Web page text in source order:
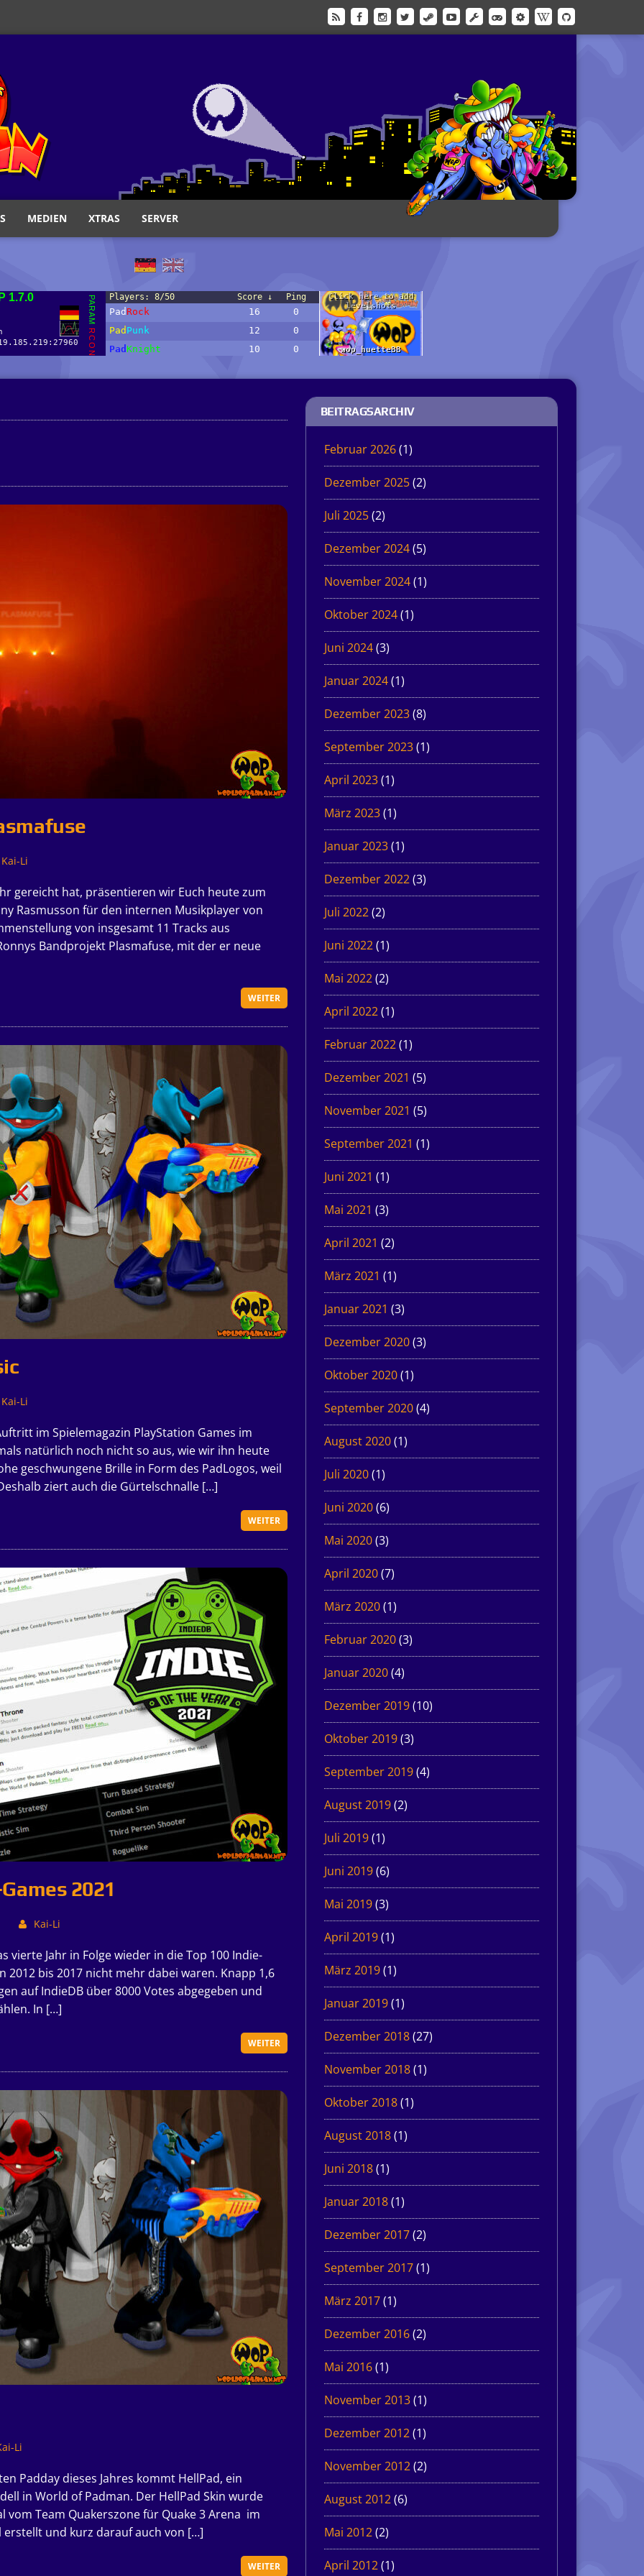
MEDIEN XTRAS SERVER
Kai-Li
gereicht hat, präsentieren wir Euch heute zum
Rasmusson für den internen Musikplayer von
von insgesamt 11 Tracks aus
Bandprojekt Plasmafuse, mit der er neue
WEITER
Kai-Li
im Spielemagazin PlayStation Games im
natürlich noch nicht so aus, wie wir ihn heute
geschwungene Brille in Form des PadLogos, weil
ziert auch die Gürtelschnalle […]
WEITER
2021
Kai-Li
vierte Jahr in Folge wieder in die Top 100 Indie-
2012 bis 2017 nicht mehr dabei waren. Knapp 1,6
auf IndieDB über 8000 Votes abgegeben und
In […]
WEITER
Li
Padday dieses Jahres kommt HellPad, ein
in World of Padman. Der HellPad Skin wurde
vom Team Quakerszone für Quake 3 Arena im
und kurz darauf auch von […]
WEITER
BEITRAGSARCHIV
Februar 2026(1)
Dezember 2025(2)
Juli 2025(2)
Dezember 2024(5)
November 2024(1)
Oktober 2024(1)
Juni 2024(3)
Januar 2024(1)
Dezember 2023(8)
September 2023(1)
April 2023(1)
März 2023(1)
Januar 2023(1)
Dezember 2022(3)
Juli 2022(2)
Juni 2022(1)
Mai 2022(2)
April 2022(1)
Februar 2022(1)
Dezember 2021 (5)
November 2021 (5)
September 2021 (1)
Juni 2021 (1)
Mai 2021 (3)
April 2021 (2)
März 2021 (1)
Januar 2021 (3)
Dezember 2020(3)
Oktober 2020(1)
September 2020(4)
August 2020(1)
Juli 2020(1)
Juni 2020(6)
Mai 2020(3)
April 2020(7)
März 2020(1)
Februar 2020(3)
Januar 2020(4)
Dezember 2019(10)
Oktober 2019(3)
September 2019(4)
August 2019(2)
Juli 2019(1)
Juni 2019(6)
Mai 2019(3)
April 2019(1)
März 2019(1)
Januar 2019(1)
Dezember 2018(27)
November 2018(1)
Oktober 2018(1)
August 2018(1)
Juni 2018(1)
Januar 2018(1)
Dezember 2017(2)
September 2017(1)
März 2017(1)
Dezember 2016(2)
Mai 2016(1)
November 2013(1)
Dezember 2012(1)
November 2012(2)
August 2012(6)
Mai 2012(2)
April 2012(1)